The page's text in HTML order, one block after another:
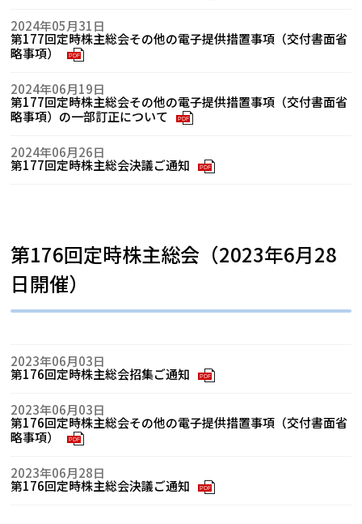
2024年05月31日
第177回定時株主総会その他の電子提供措置事項（交付書面省
略事項）
PDF
2024年06月19日
第177回定時株主総会その他の電子提供措置事項（交付書面省
略事項）の一部訂正について
PDF
2024年06月26日
第177回定時株主総会決議ご通知 PDF
第176回定時株主総会（2023年6月28
日開催）
2023年06月03日
第176回定時株主総会招集ご通知 PDF
2023年06月03日
第176回定時株主総会その他の電子提供措置事項（交付書面省
略事項）
PDF
2023年06月28日
第176回定時株主総会決議ご通知 PDF